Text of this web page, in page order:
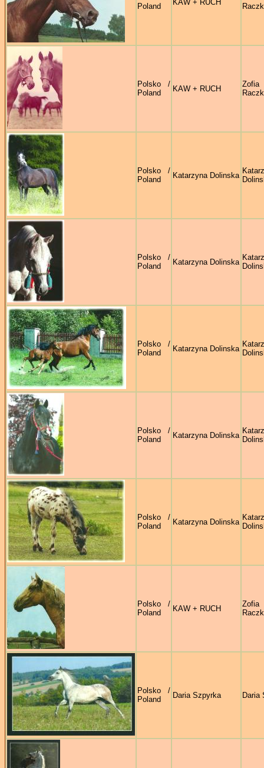
Poland
KAW + RUCH
Polsko /
Poland
KAW + RUCH
Zofia
Polsko /
Poland
Katarzyna Dolinska
Polsko /
Poland
Katarzyna Dolinska
Polsko /
Poland
Katarzyna Dolinska
Polsko /
Poland
Katarzyna Dolinska
Polsko /
Poland
Katarzyna Dolinska
Polsko /
Poland
KAW + RUCH
Zofia
Polsko /
Poland
Daria Szpyrka Daria